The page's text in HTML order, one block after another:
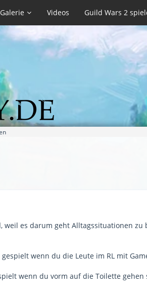
Galerie Videos Guild Wars 2
weil es darum geht Alltagssituationen
wenn du die Leute im RL mit
wenn du vorm auf die Toilette gehen